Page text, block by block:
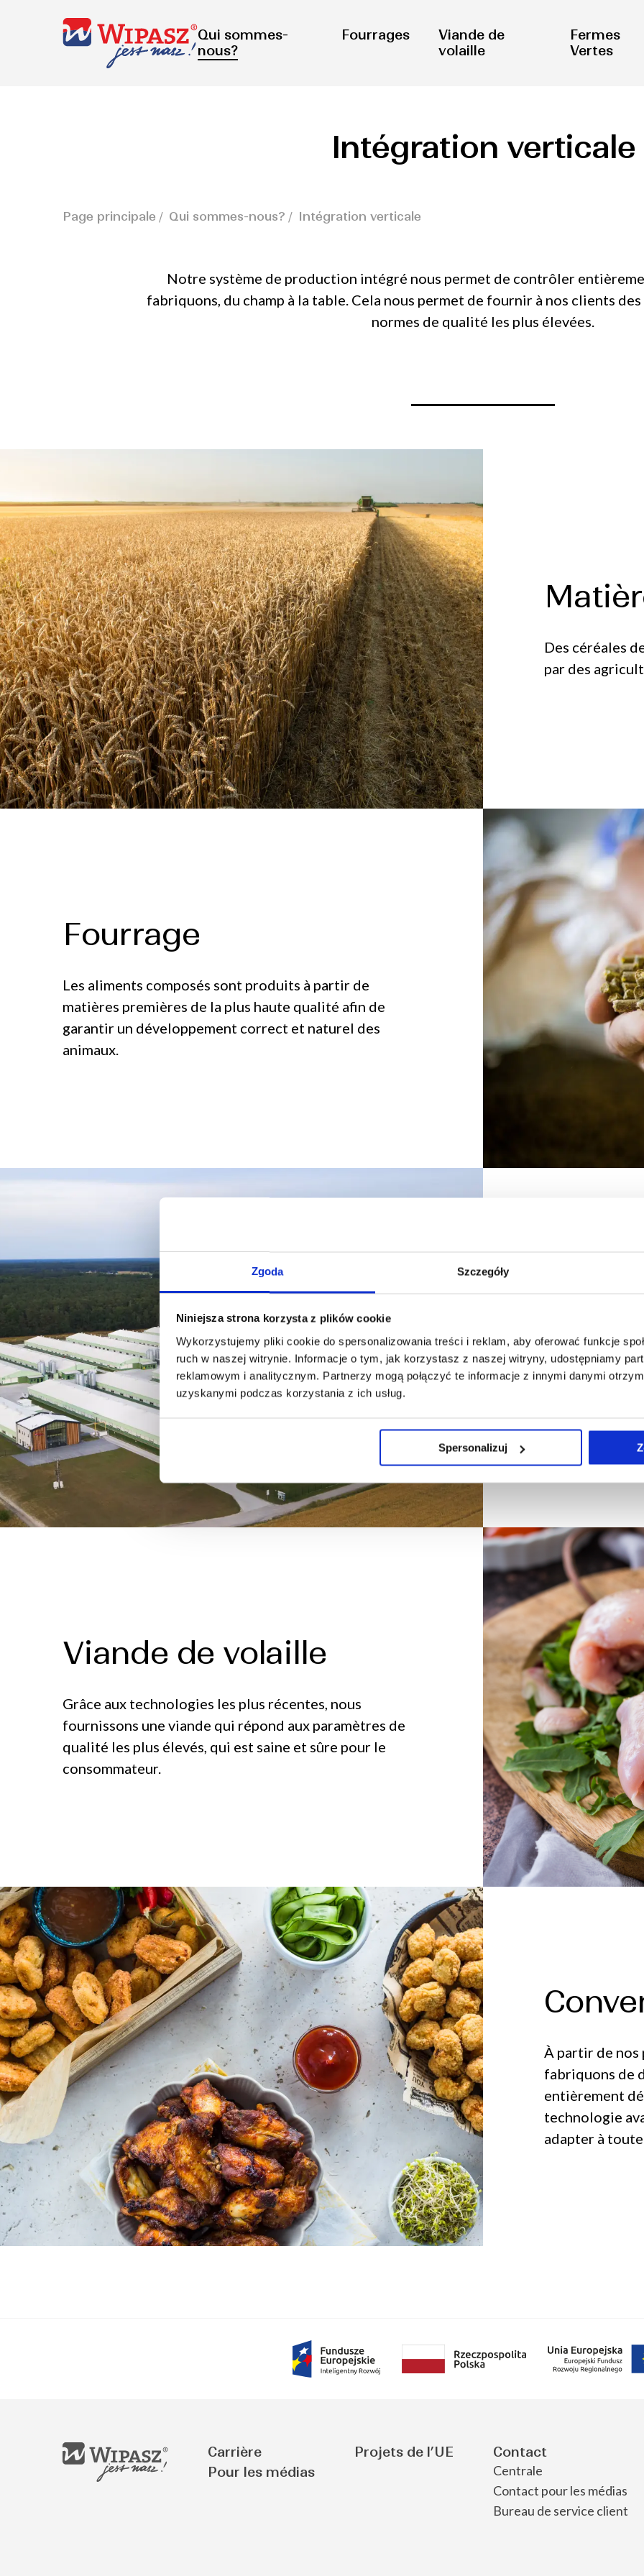
Zgoda Szczegóły
Niniejsza strona korzysta z plików cookie
Wykorzystujemy pliki cookie do spersonalizowania treści i reklam, aby oferować funkcje
ruch w naszej witrynie. Informacje o tym, jak korzystasz z naszej witryny, udostępniamy
reklamowym i analitycznym. Partnerzy mogą połączyć te informacje z innymi danymi
uzyskanymi podczas korzystania z ich usług.
Spersonalizuj
Qui sommes-
nous?
Fourrages
Viande de
volaille
Fermes
Vertes
Intégration verticale
Page principale Qui sommes-nous? Intégration verticale
Notre système de production intégré nous permet de contrôler
fabriquons, du champ à la table. Cela nous permet de fournir à nos clients
normes de qualité les plus élevées.
Des céréales
par des
Fourrage
Les aliments composés sont produits à partir de
matières premières de la plus haute qualité afin de
garantir un développement correct et naturel des
animaux.
Les
les
sous
Wipasz
avec des
certifications
notre service
Viande de volaille
Grâce aux technologies les plus récentes, nous
fournissons une viande qui répond aux paramètres de
qualité les plus élevés, qui est saine et sûre pour le
consommateur.
À partir de nos
fabriquons de
entièrement
technologie
adapter à
Carrière
Pour les médias
Projets de l’UE Contact
Centrale
Contact pour les médias
Bureau de service client